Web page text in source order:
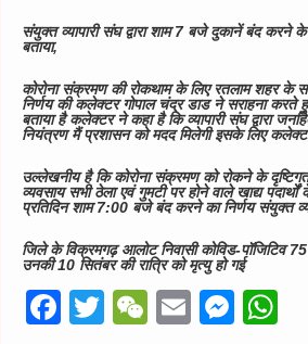
संयुक्त व्यापारी संघ द्वारा शाम 7 बजे दुकानें बंद
बताया,
कोरोना संक्रमण की रोकथाम के लिए रतलाम शहर के
निर्णय की कलेक्टर गोपाल चंद्र डाड ने सराहना करते
बताया है कलेक्टर ने कहा है कि व्यापारी संघ द्वारा
नियंत्रण मैं प्रशासन को मदद मिलेगी इसके लिए कलेक्टर
उल्लेखनीय है कि कोरोना संक्रमण को रोकने के
व्यवसाय सभी ठेला एवं गुमटी पर होने वाले खाद्य
प्रतिदिन शाम 7:00 बजे बंद करने का निर्णय संयुक्त
जिले के विक्रमगढ़ आलोट निवासी कोविड-पॉजिटिव 75
उनकी 10 सितंबर की रात्रि को मृत्यु हो गई
F
T
W
E
M